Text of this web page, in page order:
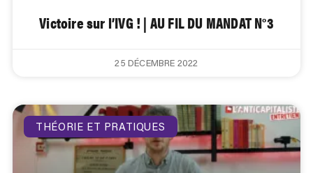
Victoire sur l’IVG ! | AU FIL DU MANDAT N°3
25 DÉCEMBRE 2022
THÉORIE ET PRATIQUES